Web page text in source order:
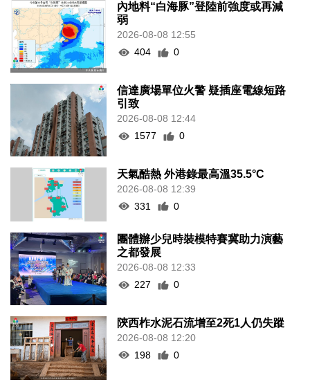
內地料“白海豚”登陸前強度或再減
弱
2026-08-08 12:55
404
0
信達廣場單位火警 疑插座電線短路
引致
2026-08-08 12:44
1577
0
天氣酷熱 外港錄最高溫35.5°C
2026-08-08 12:39
331
0
團體辦少兒時裝模特賽冀助力演藝
之都發展
2026-08-08 12:33
227
0
陝西柞水泥石流增至2死1人仍失蹤
2026-08-08 12:20
198
0